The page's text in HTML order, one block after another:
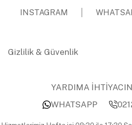
INSTAGRAM
Gizlilik & Güvenlik
YARDIMA
WHATSAPP